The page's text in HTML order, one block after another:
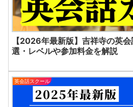
【2026年最新版】吉祥寺の英
選・レベルや参加料金を解説
英会話スクール